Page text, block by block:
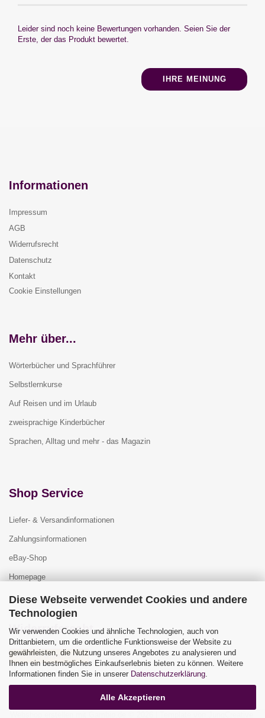
Diese Webseite verwendet Cookies und andere
Technologien
Wir verwenden Cookies und ähnliche Technologien, auch von
Drittanbietern, um die ordentliche Funktionsweise der Website zu
gewährleisten, die Nutzung unseres Angebotes zu analysieren und
Ihnen ein bestmögliches Einkaufserlebnis bieten zu können. Weitere
Informationen finden Sie in unserer Datenschutzerklärung
Alle Akzeptieren
Leider sind noch keine Bewertungen vorhanden. Seien Sie der
Erste, der das Produkt bewertet.
IHRE MEINUNG
Informationen
Impressum
AGB
Widerrufsrecht
Datenschutz
Kontakt
Cookie Einstellungen
Mehr über...
Wörterbücher und Sprachführer
Selbstlernkurse
Auf Reisen und im Urlaub
zweisprachige Kinderbücher
Sprachen, Alltag und mehr - das Magazin
Shop Service
Liefer- & Versandinformationen
Zahlungsinformationen
eBay-Shop
Homepage
Widerrufsrecht
Vertrag widerrufen
Widerrufsbelehrung